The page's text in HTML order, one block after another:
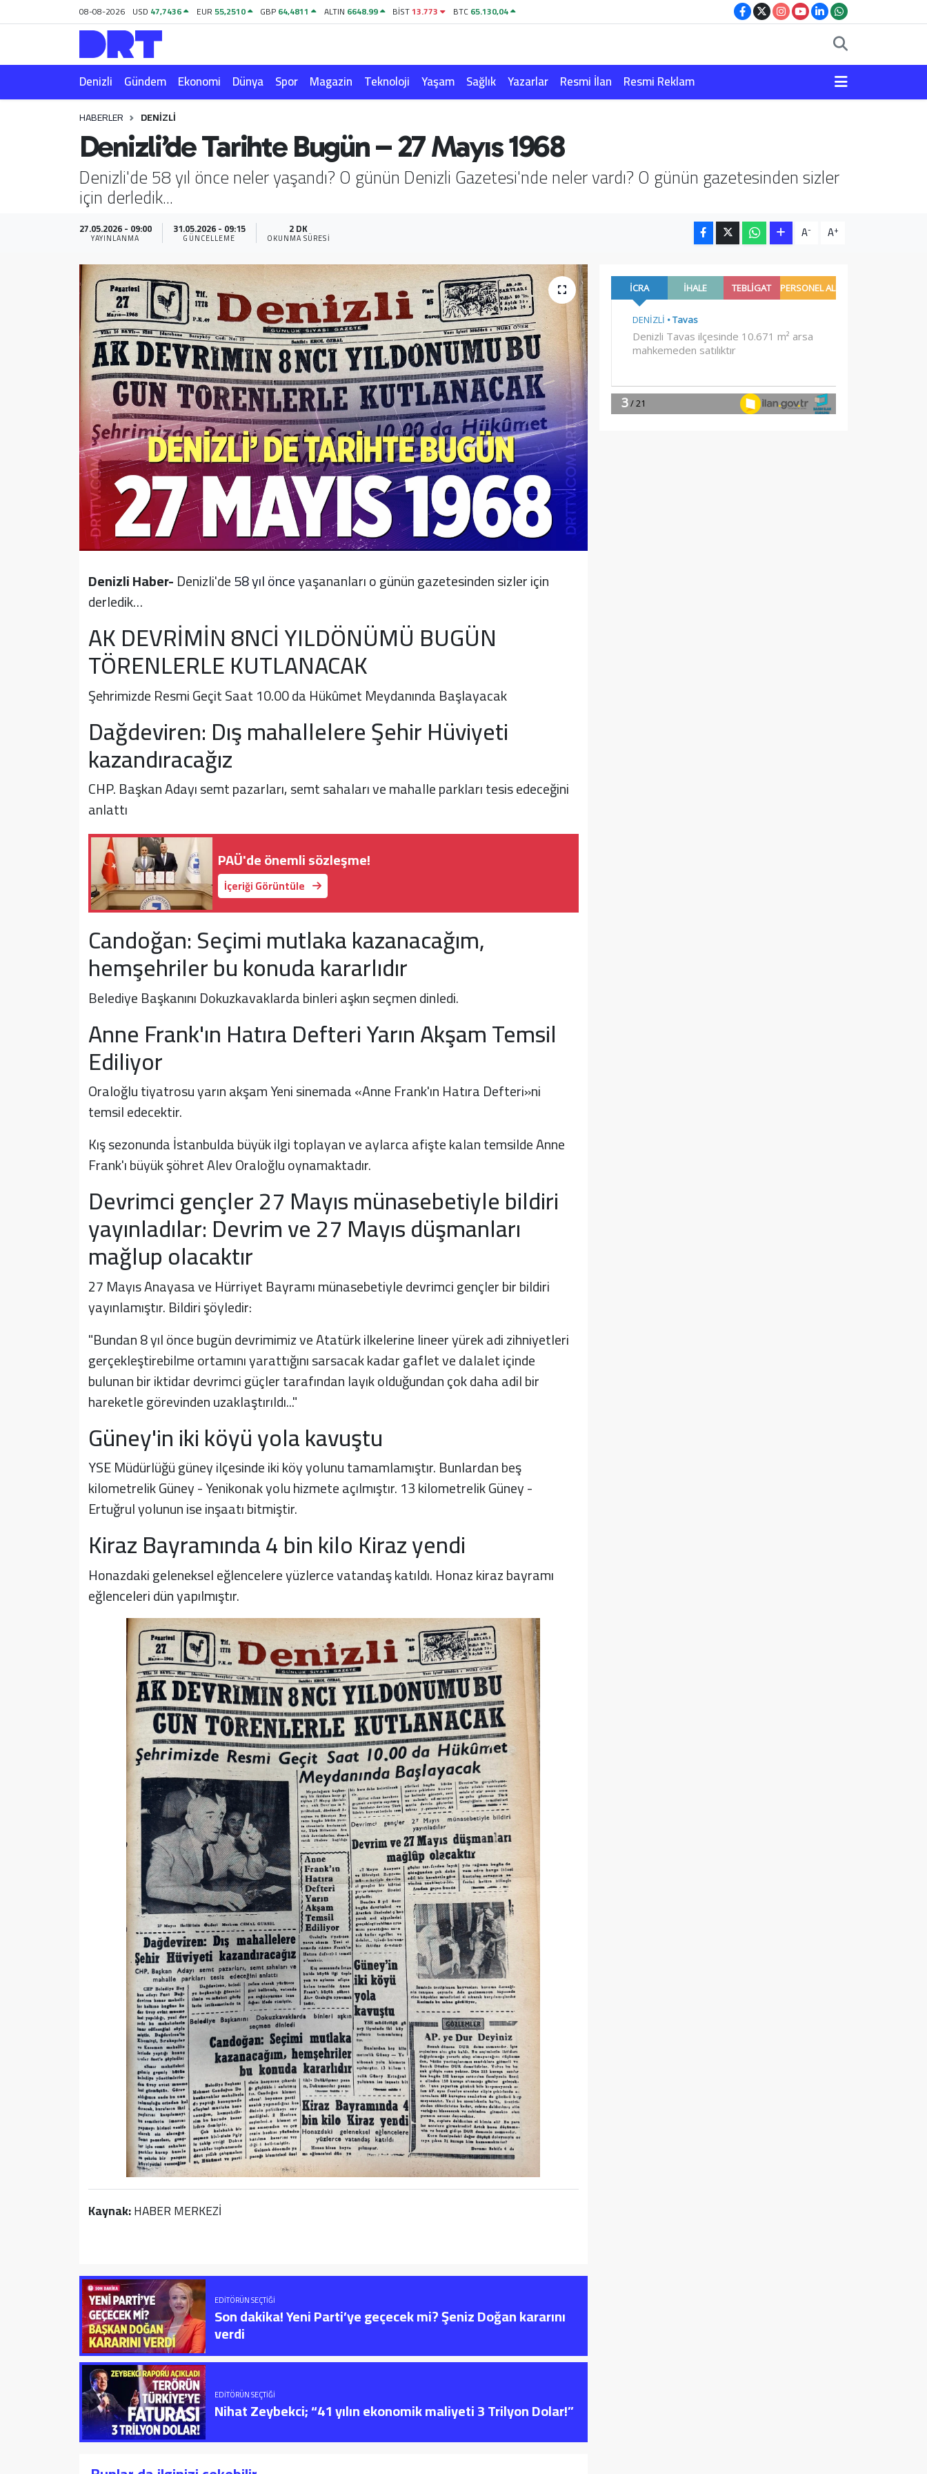
08-08-2026 USD 47,7436 EUR55,2510 GBP64,4811 ALTIN 6648.99 BİST13.773 BTC65.130,04
Denizli Gündem Ekonomi Dünya Spor Magazin Teknoloji Yaşam Sağlık Yazarlar Resmi İlan Resmi Reklam
HABERLER DENIZLI
Denizli’de Tarihte Bugün – 27 Mayıs 1968
Denizli'de 58 yıl önce neler yaşandı? O günün Denizli Gazetesi'nde neler vardı? O günün gazetesinden sizler
için derledik...
27.05.2026 - 09:00
YAYINLANMA
31.05.2026 - 09:15
GÜNCELLEME
2 DK
OKUNMA SÜRESI A- A+
Denizli Haber-Denizli'de58 yıl önceyaşananları o günün gazetesinden sizler için
derledik…
AK DEVRİMİN 8NCİ YILDÖNÜMÜ BUGÜN
TÖRENLERLE KUTLANACAK
Şehrimizde Resmi Geçit Saat 10.00 da Hükûmet Meydanında Başlayacak
Dağdeviren: Dış mahallelere Şehir Hüviyeti
kazandıracağız
CHP. Başkan Adayı semt pazarları, semt sahaları ve mahalle parkları tesis edeceğini
anlattı
PAÜ'de önemli sözleşme!
İçeriği Görüntüle
Candoğan: Seçimi mutlaka kazanacağım,
hemşehriler bu konuda kararlıdır
Belediye Başkanını Dokuzkavaklarda binleri aşkın seçmen dinledi.
Anne Frank'ın Hatıra Defteri Yarın Akşam Temsil
Ediliyor
Oraloğlu tiyatrosu yarın akşam Yeni sinemada «Anne Frank'ın Hatıra Defteri»ni
temsil edecektir.
Kış sezonunda İstanbulda büyük ilgi toplayan ve aylarca afişte kalan temsilde Anne
Frank'ı büyük şöhret Alev Oraloğlu oynamaktadır.
Devrimci gençler 27 Mayıs münasebetiyle bildiri
yayınladılar: Devrim ve 27 Mayıs düşmanları
mağlup olacaktır
27 Mayıs Anayasa ve Hürriyet Bayramı münasebetiyle devrimci gençler bir bildiri
yayınlamıştır. Bildiri şöyledir:
"Bundan 8 yıl önce bugün devrimimiz ve Atatürk ilkelerine lineer yürek adi zihniyetleri
gerçekleştirebilme ortamını yarattığını sarsacak kadar gaflet ve dalalet içinde
bulunan bir iktidar devrimci güçler tarafından layık olduğundan çok daha adil bir
hareketle görevinden uzaklaştırıldı..."
Güney'in iki köyü yola kavuştu
YSE Müdürlüğü güney ilçesinde iki köy yolunu tamamlamıştır. Bunlardan beş
kilometrelik Güney - Yenikonak yolu hizmete açılmıştır. 13 kilometrelik Güney -
Ertuğrul yolunun ise inşaatı bitmiştir.
Kiraz Bayramında 4 bin kilo Kiraz yendi
Honazdaki geleneksel eğlencelere yüzlerce vatandaş katıldı. Honaz kiraz bayramı
eğlenceleri dün yapılmıştır.
Kaynak:HABER MERKEZİ
EDITÖRÜN SEÇTIĞI
Son dakika! Yeni Parti’ye geçecek mi? Şeniz Doğan kararını
verdi
EDITÖRÜN SEÇTIĞI
Nihat Zeybekci; “41 yılın ekonomik maliyeti 3 Trilyon Dolar!”
Gündem
Ekonomi
Magazin
Teknoloji
Resmi İlan
Resmi Reklam
Hava Durumu
Trafik Durumu
Puan Durumu ve Fikstür
Tüm Manşetler
Son Dakika Haberleri
Haber Arşivi